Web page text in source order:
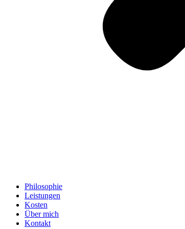
Philosophie
Leistungen
Kosten
Über mich
Kontakt